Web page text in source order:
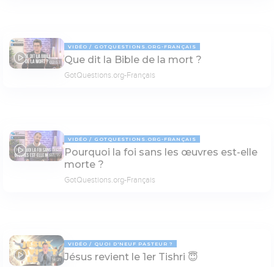
02:53
VIDÉO GOTQUESTIONS.ORG-FRANÇAIS
Que dit la Bible de la mort ?
GotQuestions.org-Français
07:59
VIDÉO GOTQUESTIONS.ORG-FRANÇAIS
Pourquoi la foi sans les œuvres est-elle
morte ?
GotQuestions.org-Français
14:21
VIDÉO QUOI D'NEUF PASTEUR ?
Jésus revient le 1er Tishri 😇